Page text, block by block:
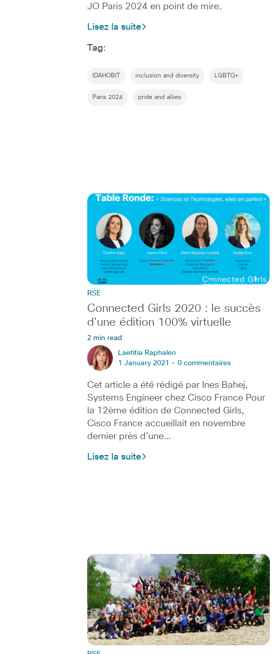
JO Paris 2024 en point de mire.
Lisez la suite
Tag:
IDAHOBIT inclusion and diversity LGBTQ+
Paris 2024 pride and allies
RSE
Connected Girls 2020 : le succès
d’une édition 100% virtuelle
2 min read
Laetitia Raphalen
1 January 2021 - 0 commentaires
Cet article a été rédigé par Ines Bahej,
Systems Engineer chez Cisco France Pour
la 12ème édition de Connected Girls,
Cisco France accueillait en novembre
dernier près d’une…
Lisez la suite